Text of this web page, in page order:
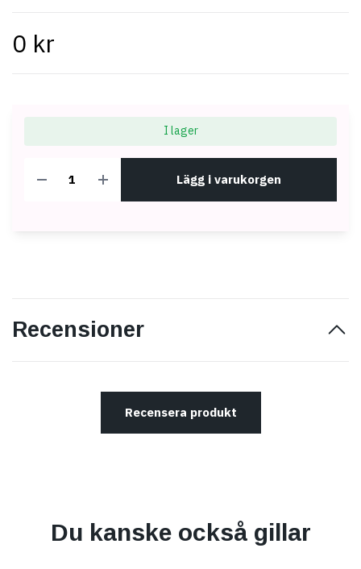
0 kr
I lager
Lägg i varukorgen
Recensioner
Recensera produkt
Du kanske också gillar